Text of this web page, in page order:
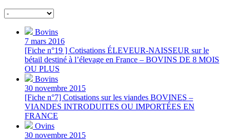
Bovins
7 mars 2016
[Fiche n°19 ] Cotisations ÉLEVEUR-NAISSEUR sur le
bétail destiné à l’élevage en France – BOVINS DE 8 MOIS
OU PLUS
Bovins
30 novembre 2015
[Fiche n°7] Cotisations sur les viandes BOVINES –
VIANDES INTRODUITES OU IMPORTÉES EN
FRANCE
Ovins
30 novembre 2015